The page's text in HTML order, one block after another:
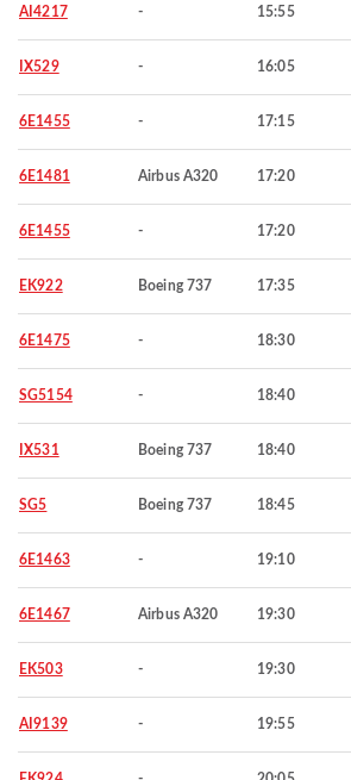
AI4217 - 15:55
IX529 - 16:05
6E1455 - 17:15
6E1481 Airbus A320 17:20
6E1455 - 17:20
EK922 Boeing 737 17:35
6E1475 - 18:30
SG5154 - 18:40
IX531 Boeing 737 18:40
SG5 Boeing 737 18:45
6E1463 - 19:10
6E1467 Airbus A320 19:30
EK503 - 19:30
AI9139 - 19:55